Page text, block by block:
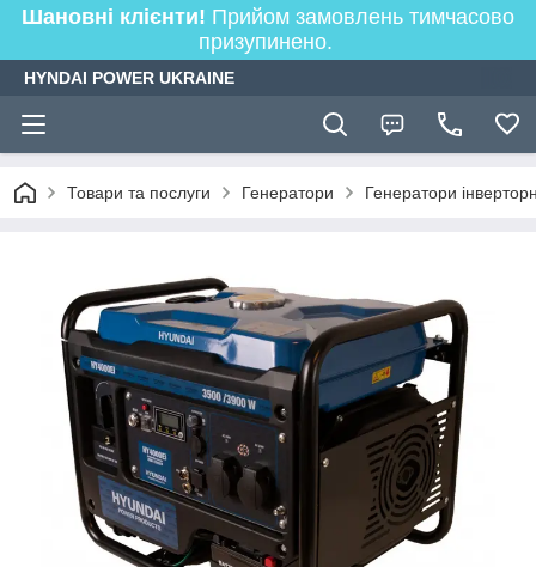
Шановні клієнти! Прийом замовлень тимчасово
призупинено.
HYNDAI POWER UKRAINE
Товари та послуги Генератори Генератори